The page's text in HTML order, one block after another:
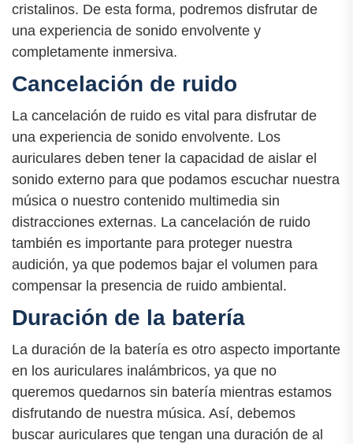
cristalinos. De esta forma, podremos disfrutar de
una experiencia de sonido envolvente y
completamente inmersiva.
Cancelación de ruido
La cancelación de ruido es vital para disfrutar de
una experiencia de sonido envolvente. Los
auriculares deben tener la capacidad de aislar el
sonido externo para que podamos escuchar nuestra
música o nuestro contenido multimedia sin
distracciones externas. La cancelación de ruido
también es importante para proteger nuestra
audición, ya que podemos bajar el volumen para
compensar la presencia de ruido ambiental.
Duración de la batería
La duración de la batería es otro aspecto importante
en los auriculares inalámbricos, ya que no
queremos quedarnos sin batería mientras estamos
disfrutando de nuestra música. Así, debemos
buscar auriculares que tengan una duración de al